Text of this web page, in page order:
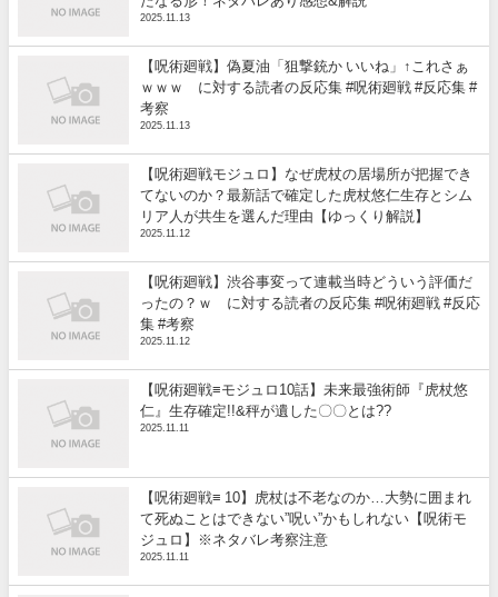
2025.11.13
【呪術廻戦】偽夏油「狙撃銃か いいね」↑これさぁ
ｗｗｗ に対する読者の反応集 #呪術廻戦 #反応集 #
考察
2025.11.13
【呪術廻戦モジュロ】なぜ虎杖の居場所が把握でき
てないのか？最新話で確定した虎杖悠仁生存とシム
リア人が共生を選んだ理由【ゆっくり解説】
2025.11.12
【呪術廻戦】渋谷事変って連載当時どういう評価だ
ったの？ｗ に対する読者の反応集 #呪術廻戦 #反応
集 #考察
2025.11.12
【呪術廻戦≡モジュロ10話】未来最強術師『虎杖悠
仁』生存確定!!&秤が遺した〇〇とは??
2025.11.11
【呪術廻戦≡ 10】虎杖は不老なのか…大勢に囲まれ
て死ぬことはできない”呪い”かもしれない【呪術モ
ジュロ】※ネタバレ考察注意
2025.11.11